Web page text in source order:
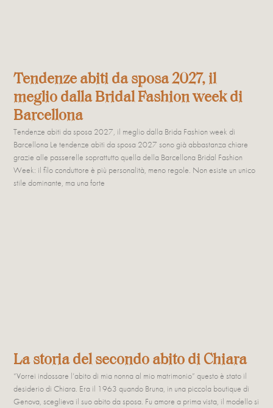
Tendenze abiti da sposa 2027, il
meglio dalla Bridal Fashion week di
Barcellona
Tendenze abiti da sposa 2027, il meglio dalla Brida Fashion week di
Barcellona Le tendenze abiti da sposa 2027 sono già abbastanza chiare
grazie alle passerelle soprattutto quella della Barcellona Bridal Fashion
Week: il filo conduttore è più personalità, meno regole. Non esiste un unico
stile dominante, ma una forte
La storia del secondo abito di Chiara
“Vorrei indossare l’abito di mia nonna al mio matrimonio” questo è stato il
desiderio di Chiara. Era il 1963 quando Bruna, in una piccola boutique di
Genova, sceglieva il suo abito da sposa. Fu amore a prima vista, il modello si